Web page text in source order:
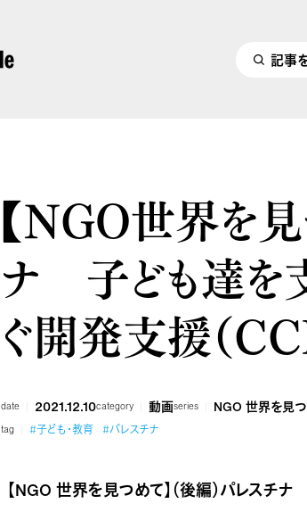
記事
【NGO世界を
ナ 子ども達を
ぐ開発支援（
date 2021.12.10category 動画series NGO 世界を見
tag #子ども・教育 #パレスチナ
【NGO 世界を見つめて】（後編）パレス